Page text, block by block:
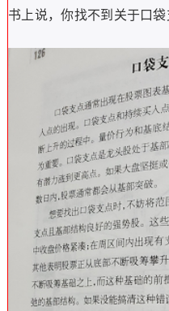
书上说，你找不到关于口袋